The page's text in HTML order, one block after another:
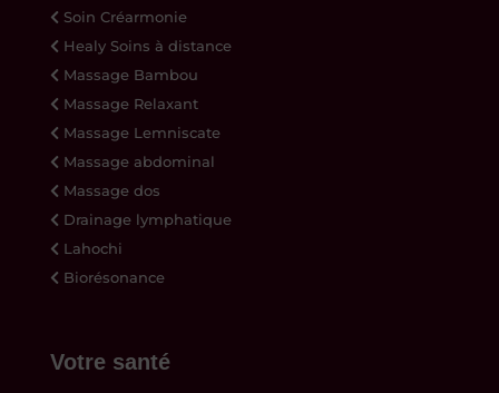
Soin Créarmonie
Healy Soins à distance
Massage Bambou
Massage Relaxant
Massage Lemniscate
Massage abdominal
Massage dos
Drainage lymphatique
Lahochi
Biorésonance
Votre santé